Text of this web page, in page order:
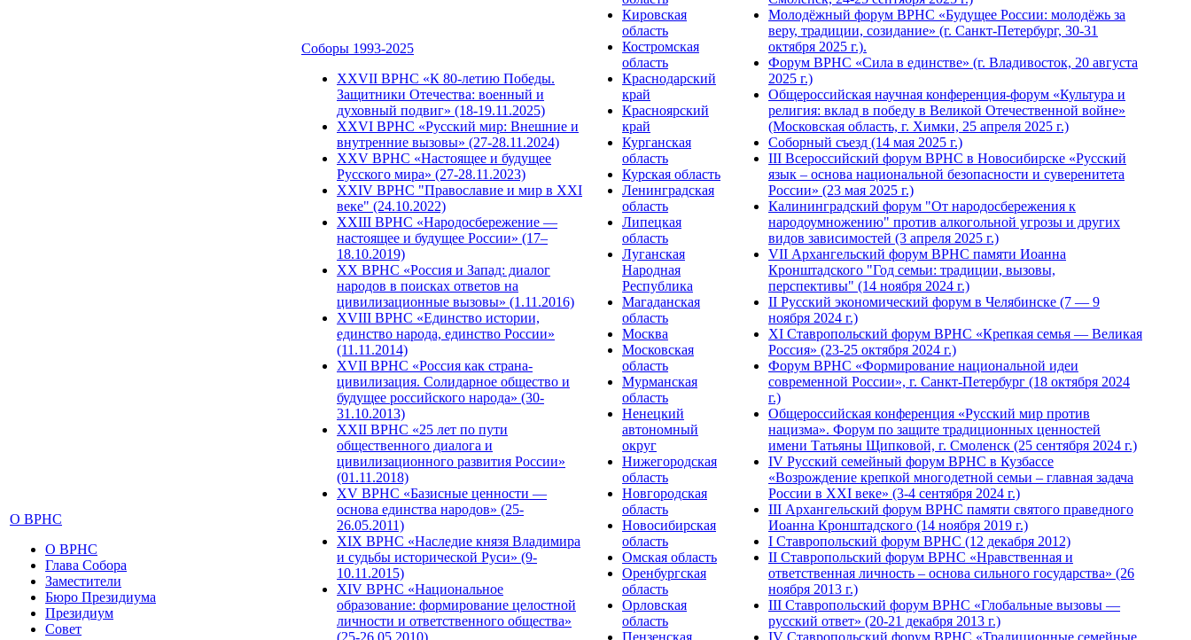
О ВРНС
О ВРНС
Глава Собора
Заместители
Бюро Президиума
Президиум
Совет
Соборы 1993-2025
ХХVII ВРНС «К 80-летию Победы.
Защитники Отечества: военный и
духовный подвиг» (18-19.11.2025)
XXVI ВРНС «Русский мир: Внешние и
внутренние вызовы» (27-28.11.2024)
XXV ВРНС «Настоящее и будущее
Русского мира» (27-28.11.2023)
XXIV ВРНС "Православие и мир в XXI
веке" (24.10.2022)
XXIII ВРНС «Народосбережение —
настоящее и будущее России» (17–
18.10.2019)
XX ВРНС «Россия и Запад: диалог
народов в поисках ответов на
цивилизационные вызовы» (1.11.2016)
XVIII ВРНС «Единство истории,
единство народа, единство России»
(11.11.2014)
XVII ВРНС «Россия как страна-
цивилизация. Солидарное общество и
будущее российского народа» (30-
31.10.2013)
XXII ВРНС «25 лет по пути
общественного диалога и
цивилизационного развития России»
(01.11.2018)
XV ВРНС «Базисные ценности —
основа единства народов» (25-
26.05.2011)
XIX ВРНС «Наследие князя Владимира
и судьбы исторической Руси» (9-
10.11.2015)
XIV ВРНС «Национальное
образование: формирование целостной
личности и ответственного общества»
(25-26.05.2010)
Кировская
область
Костромская
область
Краснодарский
край
Красноярский
край
Курганская
область
Курская область
Ленинградская
область
Липецкая
область
Луганская
Народная
Республика
Магаданская
область
Москва
Московская
область
Мурманская
область
Ненецкий
автономный
округ
Нижегородская
область
Новгородская
область
Новосибирская
область
Омская область
Оренбургская
область
Орловская
область
Пензенская
Молодёжный форум ВРНС «Будущее России: молодёжь за
веру, традиции, созидание» (г. Санкт-Петербург, 30-31
октября 2025 г.).
Форум ВРНС «Сила в единстве» (г. Владивосток, 20 августа
2025 г.)
Общероссийская научная конференция-форум «Культура и
религия: вклад в победу в Великой Отечественной войне»
(Московская область, г. Химки, 25 апреля 2025 г.)
Соборный съезд (14 мая 2025 г.)
III Всероссийский форум ВРНС в Новосибирске «Русский
язык – основа национальной безопасности и суверенитета
России» (23 мая 2025 г.)
Калининградский форум "От народосбережения к
народоумножению" против алкогольной угрозы и других
видов зависимостей (3 апреля 2025 г.)
VII Архангельский форум ВРНС памяти Иоанна
Кронштадского "Год семьи: традиции, вызовы,
перспективы" (14 ноября 2024 г.)
II Русский экономический форум в Челябинске (7 — 9
ноября 2024 г.)
ХI Ставропольский форум ВРНС «Крепкая семья — Великая
Россия» (23-25 октября 2024 г.)
Форум ВРНС «Формирование национальной идеи
современной России», г. Санкт-Петербург (18 октября 2024
г.)
Общероссийская конференция «Русский мир против
нацизма». Форум по защите традиционных ценностей
имени Татьяны Щипковой, г. Смоленск (25 сентября 2024 г.)
IV Русский семейный форум ВРНС в Кузбассе
«Возрождение крепкой многодетной семьи – главная задача
России в XXI веке» (3-4 сентября 2024 г.)
III Архангельский форум ВРНС памяти святого праведного
Иоанна Кронштадского (14 ноября 2019 г.)
I Ставропольский форум ВРНС (12 декабря 2012)
II Ставропольский форум ВРНС «Нравственная и
ответственная личность – основа сильного государства» (26
ноября 2013 г.)
III Ставропольский форум ВРНС «Глобальные вызовы —
русский ответ» (20-21 декабря 2013 г.)
IV Ставропольский форум ВРНС «Традиционные семейные